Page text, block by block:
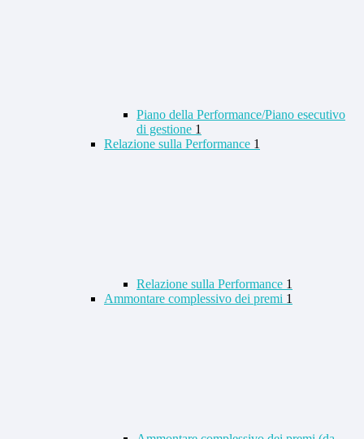
Piano della Performance/Piano esecutivo
di gestione 1
Relazione sulla Performance 1
Relazione sulla Performance 1
Ammontare complessivo dei premi 1